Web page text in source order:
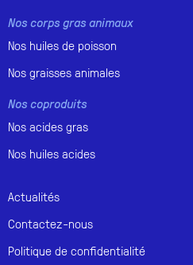
Nos corps gras animaux
Nos huiles de poisson
Nos graisses animales
Nos coproduits
Nos acides gras
Nos huiles acides
Actualités
Contactez-nous
Politique de confidentialité